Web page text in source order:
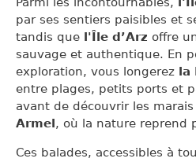
par ses sentiers paisibles et
tandis que l'Île d’Arz offre
sauvage et authentique. En
exploration, vous longerez la
entre plages, petits ports et
avant de découvrir les
Armel , où la nature reprend
Ces balades, accessibles à